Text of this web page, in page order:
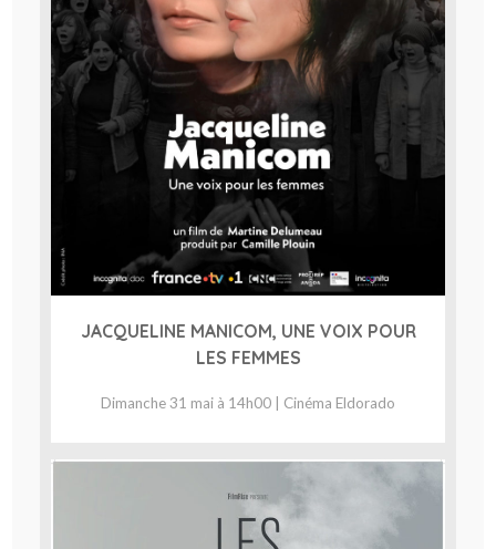
JACQUELINE MANICOM, UNE VOIX POUR
LES FEMMES
Dimanche 31 mai à 14h00 | Cinéma Eldorado